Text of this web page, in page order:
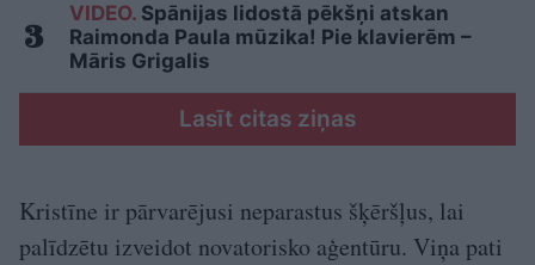
VIDEO. Spānijas lidostā pēkšņi atskan
Raimonda Paula mūzika! Pie klavierēm –
Māris Grigalis
Lasīt citas ziņas
Kristīne ir pārvarējusi neparastus šķēršļus, lai
palīdzētu izveidot novatorisko aģentūru. Viņa pati